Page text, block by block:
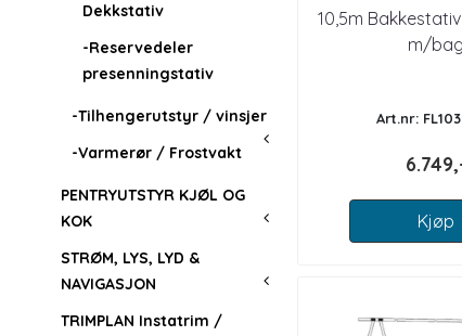
Dekkstativ
-Reservedeler
presenningstativ
-Tilhengerutstyr / vinsjer
-Varmerør / Frostvakt
PENTRYUTSTYR KJØL OG
KOK
STRØM, LYS, LYD &
NAVIGASJON
TRIMPLAN Instatrim /
10,5m
m/bag
Art.nr:
Kjøp